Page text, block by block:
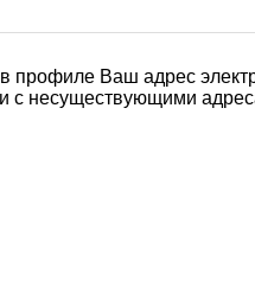
профиле Ваш адрес
с несуществующими